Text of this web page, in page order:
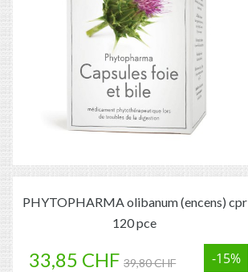
PHYTOPHARMA olibanum (encens) cpr
120 pce
33,85 CHF 39,80 CHF -15%